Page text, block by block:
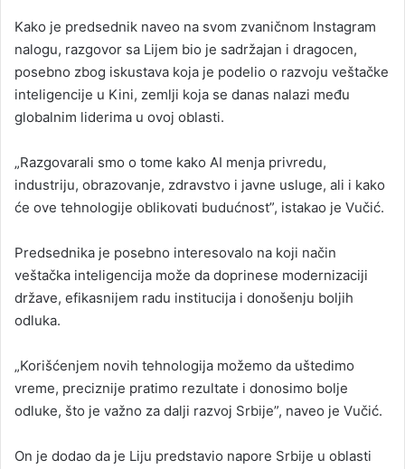
Kako je predsednik naveo na svom zvaničnom Instagram
nalogu, razgovor sa Lijem bio je sadržajan i dragocen,
posebno zbog iskustava koja je podelio o razvoju veštačke
inteligencije u Kini, zemlji koja se danas nalazi među
globalnim liderima u ovoj oblasti.
„Razgovarali smo o tome kako AI menja privredu,
industriju, obrazovanje, zdravstvo i javne usluge, ali i kako
će ove tehnologije oblikovati budućnost”, istakao je Vučić.
Predsednika je posebno interesovalo na koji način
veštačka inteligencija može da doprinese modernizaciji
države, efikasnijem radu institucija i donošenju boljih
odluka.
„Korišćenjem novih tehnologija možemo da uštedimo
vreme, preciznije pratimo rezultate i donosimo bolje
odluke, što je važno za dalji razvoj Srbije”, naveo je Vučić.
On je dodao da je Liju predstavio napore Srbije u oblasti